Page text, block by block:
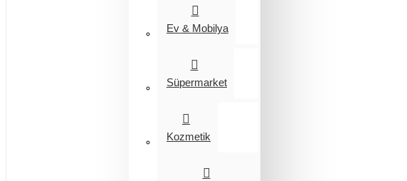
Ev & Mobilya
Süpermarket
Kozmetik